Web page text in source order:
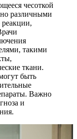
чесоткой
различными
реакции,
такими
ткани.
быть
Важно
и